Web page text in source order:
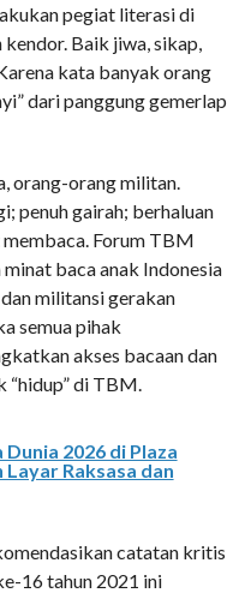
pegiat literasi di
Baik jiwa, sikap,
kata banyak orang
dari panggung gemerlap
orang-orang militan.
penuh gairah; berhaluan
Forum TBM
baca anak Indonesia
militansi gerakan
semua pihak
akses bacaan dan
di TBM.
2026 di Plaza
Raksasa dan
catatan kritis
16 tahun 2021 ini